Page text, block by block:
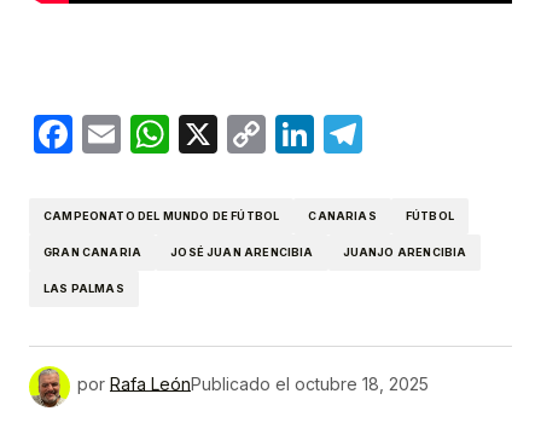
Facebook
EmailWhatsApp
X
CopyLinkedIn
CAMPEONATO DEL MUNDO DE FÚTBOL CANARIAS FÚTBOL
GRAN CANARIA JOSÉ JUAN ARENCIBIA JUANJO ARENCIBIA
LAS PALMAS
por Rafa LeónPublicado el octubre 18, 2025